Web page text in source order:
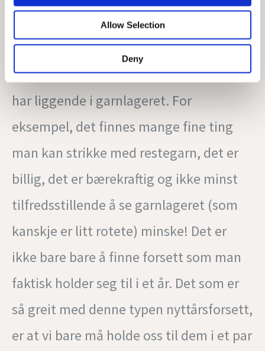
Allow Selection
Deny
garn man allerede har i garnlageret før
man kjøper nytt. Det finnes så mange
fordeler ved å kvitte seg med garn man
har liggende i garnlageret. For
eksempel, det finnes mange fine ting
man kan strikke med restegarn, det er
billig, det er bærekraftig og ikke minst
tilfredsstillende å se garnlageret (som
kanskje er litt rotete) minske! Det er
ikke bare bare å finne forsett som man
faktisk holder seg til i et år. Det som er
så greit med denne typen nyttårsforsett,
er at vi bare må holde oss til dem i et par